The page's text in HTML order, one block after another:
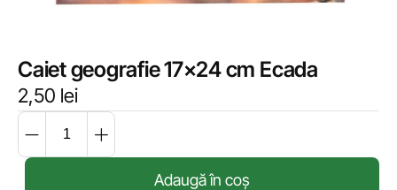
Caiet geografie 17×24 cm Ecada
2,50 lei
Adaugă în coș